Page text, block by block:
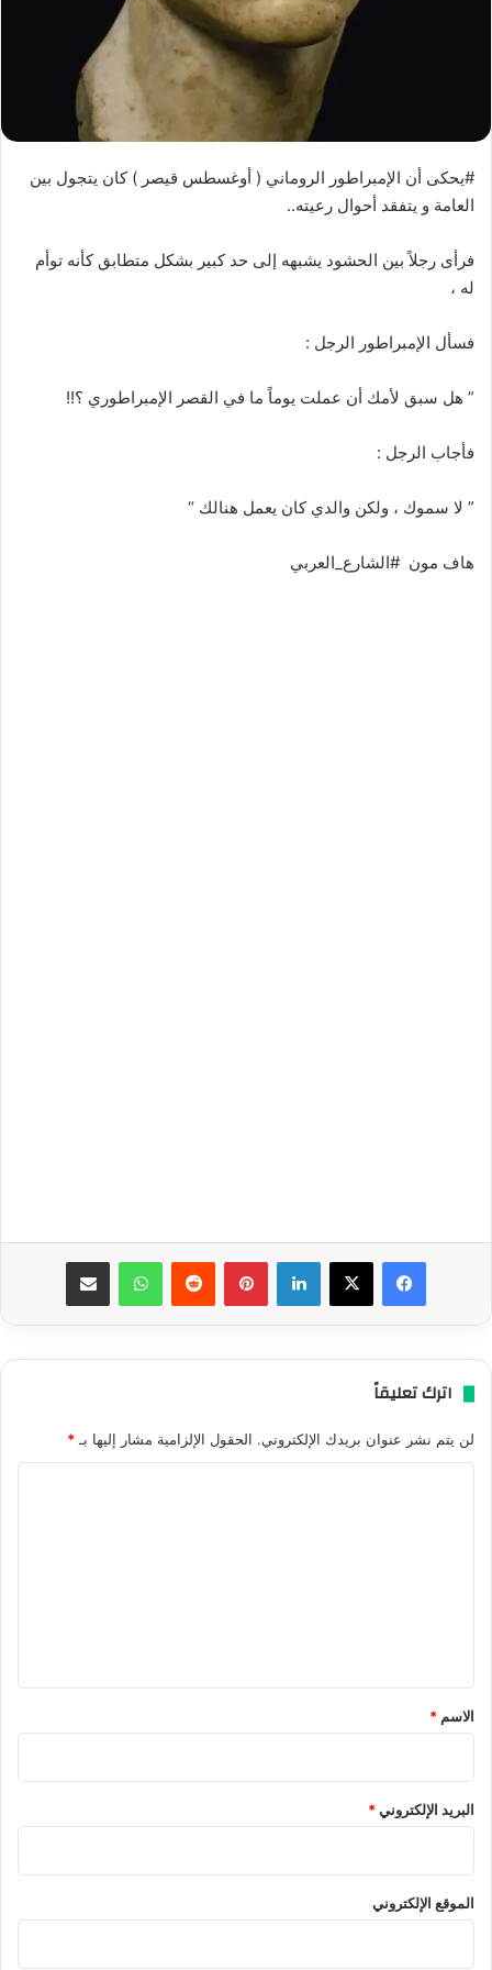
#يحكى أن الإمبراطور الروماني ( أوغسطس قيصر ) كان يتجول بين
العامة و يتفقد أحوال رعيته..
فرأى رجلاً بين الحشود يشبهه إلى حد كبير بشكل متطابق كأنه توأم
له ،
فسأل الإمبراطور الرجل :
” هل سبق لأمك أن عملت يوماً ما في القصر الإمبراطوري ؟!!
فأجاب الرجل :
” لا سموك ، ولكن والدي كان يعمل هنالك “
هاف مون #الشارع_العربي
فيسبوك ‫X لينكدإن بينتيريست واتساب مشاركة عبر البريد
اترك تعليقاً
لن يتم نشر عنوان بريدك الإلكتروني. الحقول الإلزامية مشار إليها بـ*
*
الاسم *
البريد الإلكتروني*
الموقع الإلكتروني